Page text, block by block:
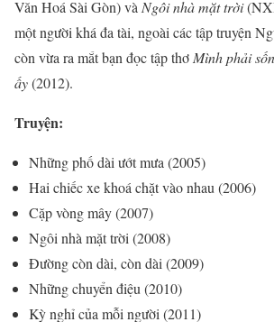
Văn Hoá Sài Gòn) và Ngôi nhà mặt trời
một người khá đa tài, ngoài các tập truyện
còn vừa ra mắt bạn đọc tập thơ Mình phải
ấy(2012).
Truyện:
Những phố dài ướt mưa (2005)
Hai chiếc xe khoá chặt vào nhau (2006)
Cặp vòng mây (2007)
Ngôi nhà mặt trời (2008)
Đường còn dài, còn dài (2009)
Những chuyển điệu (2010)
Kỳ nghỉ của mỗi người (2011)